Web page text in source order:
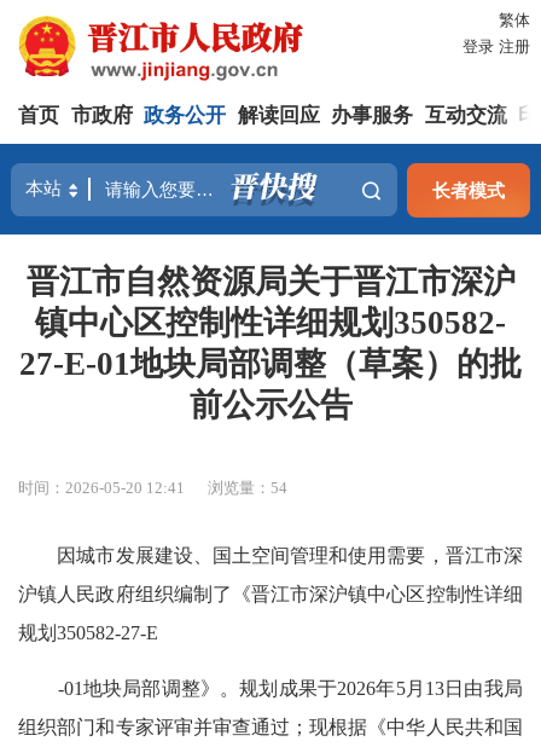
繁体
登录 注册
首页 市政府 政务公开 解读回应 办事服务 互动交流
长者模式
晋江市自然资源局关于晋江市深沪
镇中心区控制性详细规划350582-
27-E-01地块局部调整（草案）的批
前公示公告
时间：2026-05-20 12:41 浏览量：54
因城市发展建设、国土空间管理和使用需要，晋江市深
沪镇人民政府组织编制了《晋江市深沪镇中心区控制性详细
规划350582-27-E
-01地块局部调整》。规划成果于2026年5月13日由我局
组织部门和专家评审并审查通过；现根据《中华人民共和国